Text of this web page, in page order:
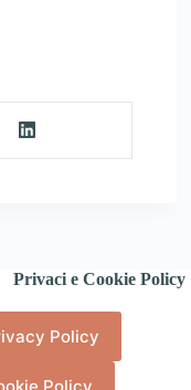
Privaci e Cookie Policy
Policy